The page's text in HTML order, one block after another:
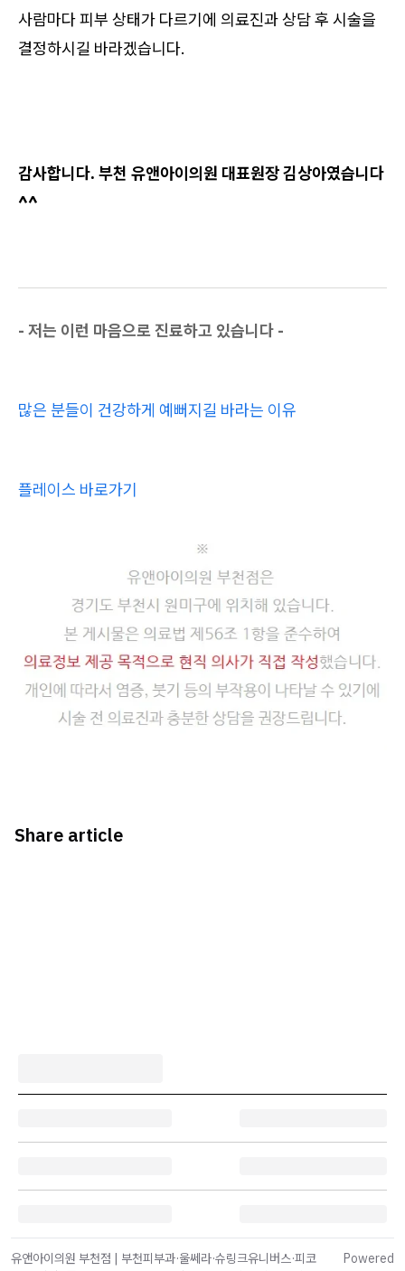
사람마다 피부 상태가 다르기에 의료진과 상담 후 시술을
결정하시길 바라겠습니다.
감사합니다. 부천 유앤아이의원 대표원장 김상아였습니다
^^
- 저는 이런 마음으로 진료하고 있습니다 -
많은 분들이 건강하게 예뻐지길 바라는 이유
플레이스 바로가기
Share article
유앤아이의원 부천점 | 부천피부과·울쎄라·슈링크유니버스·피코
Powered